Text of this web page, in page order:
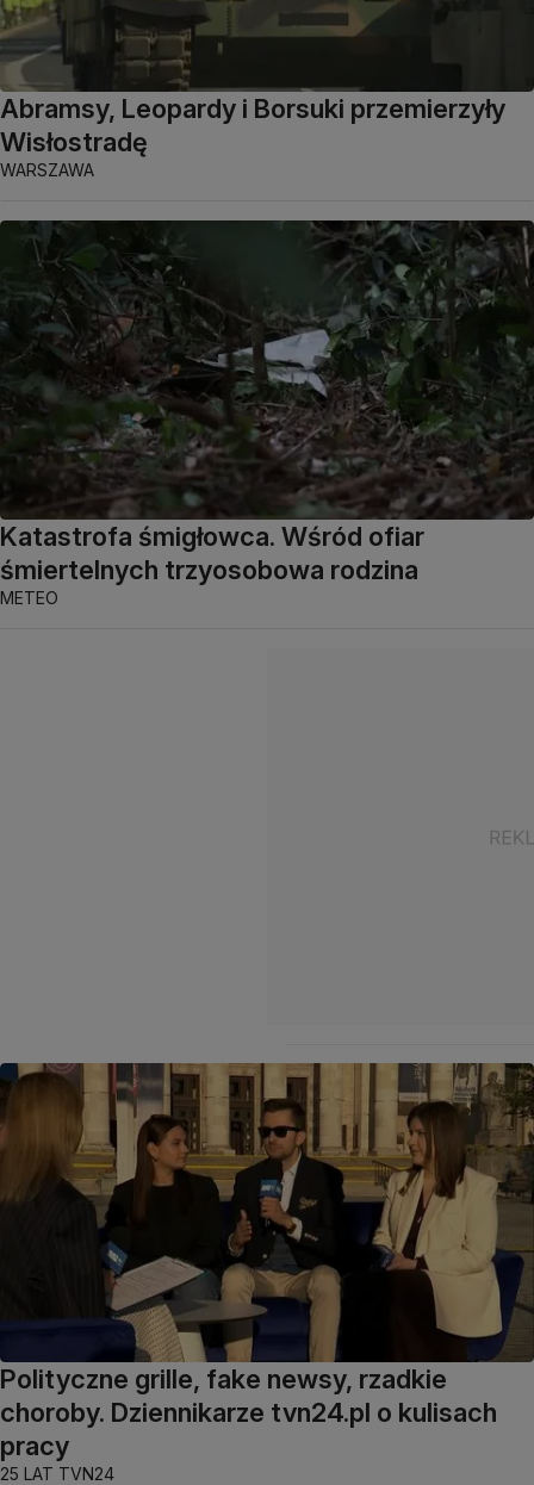
Abramsy, Leopardy i Borsuki przemierzyły
Wisłostradę
WARSZAWA
Katastrofa śmigłowca. Wśród ofiar
śmiertelnych trzyosobowa rodzina
METEO
Polityczne grille, fake newsy, rzadkie
choroby. Dziennikarze tvn24.pl o kulisach
pracy
25 LAT TVN24